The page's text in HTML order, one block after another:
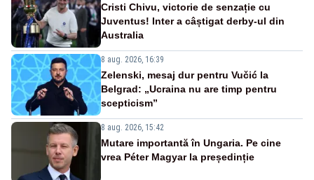
Cristi Chivu, victorie de senzație cu
Juventus! Inter a câștigat derby-ul din
Australia
8 aug. 2026, 16:39
Zelenski, mesaj dur pentru Vučić la
Belgrad: „Ucraina nu are timp pentru
scepticism”
8 aug. 2026, 15:42
Mutare importantă în Ungaria. Pe cine
vrea Péter Magyar la președinție